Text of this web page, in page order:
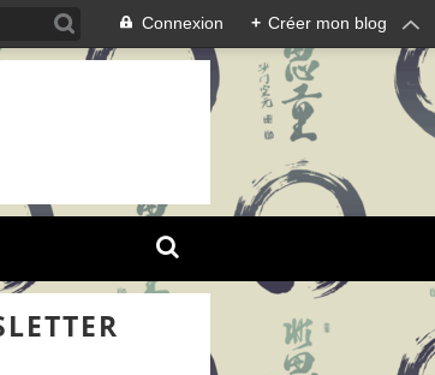
Connexion + Créer mon blog